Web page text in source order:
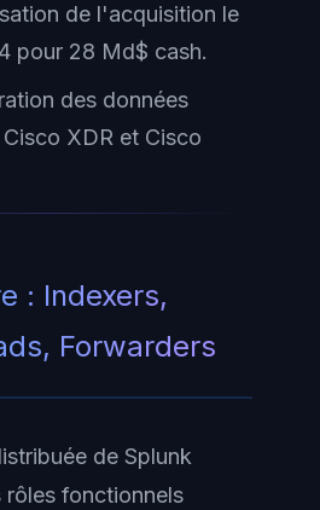
de l'acquisition le
pour 28 Md$ cash.
des données
XDR et Cisco
: Indexers,
Forwarders
de Splunk
rôles fonctionnels